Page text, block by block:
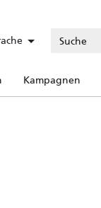
Kampagnen